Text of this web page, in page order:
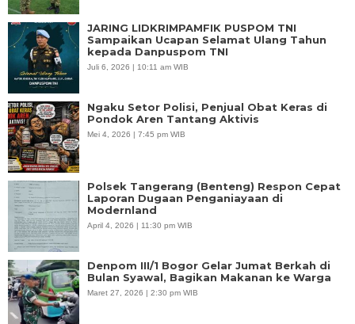
JARING LIDKRIMPAMFIK PUSPOM TNI
Sampaikan Ucapan Selamat Ulang Tahun
kepada Danpuspom TNI
Juli 6, 2026 | 10:11 am WIB
Ngaku Setor Polisi, Penjual Obat Keras di
Pondok Aren Tantang Aktivis
Mei 4, 2026 | 7:45 pm WIB
Polsek Tangerang (Benteng) Respon Cepat
Laporan Dugaan Penganiayaan di
Modernland
April 4, 2026 | 11:30 pm WIB
Denpom III/1 Bogor Gelar Jumat Berkah di
Bulan Syawal, Bagikan Makanan ke Warga
Maret 27, 2026 | 2:30 pm WIB